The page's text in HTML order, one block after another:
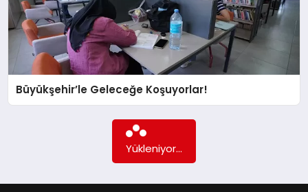
GÖKSUN
TÜRKOĞLU
Büyükşehir’le Geleceğe Koşuyorlar!
Yükleniyor...